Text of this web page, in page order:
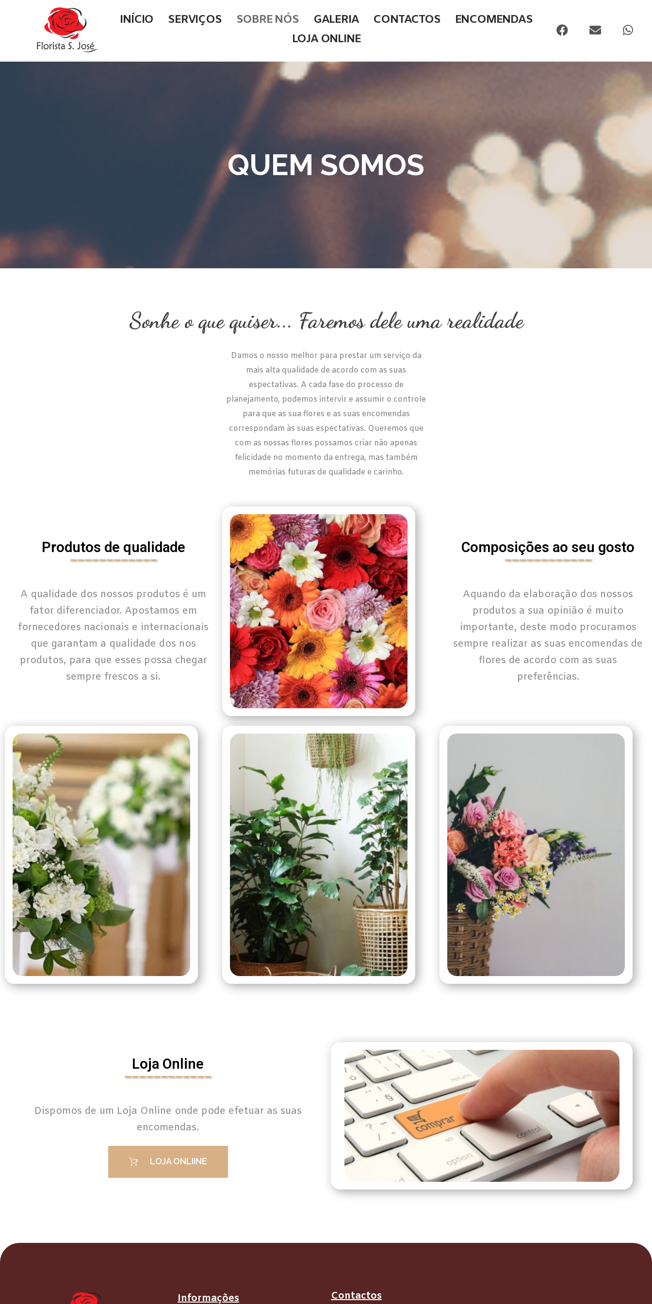
INÍCIO SERVIÇOS SOBRE NÓS GALERIA CONTACTOS
ENCOMENDAS
LOJA ONLINE
QUEM SOMOS
Sonhe o que quiser... Faremos dele uma realidade
Damos o nosso melhor para prestar um serviço da
mais alta qualidade de acordo com as suas
espectativas. A cada fase do processo de
planejamento, podemos intervir e assumir o controle
para que as sua flores e as suas encomendas
correspondam às suas espectativas. Queremos que
com as nossas flores possamos criar não apenas
felicidade no momento da entrega, mas também
memórias futuras de qualidade e carinho.
Produtos de qualidade
____________
A qualidade dos nossos produtos é um
fator diferenciador. Apostamos em
fornecedores nacionais e internacionais
que garantam a qualidade dos nos
produtos, para que esses possa chegar
sempre frescos a si.
Composições ao seu gosto
____________
Aquando da elaboração dos nossos
produtos a sua opinião é muito
importante, deste modo procuramos
sempre realizar as suas encomendas de
flores de acordo com as suas
preferências.
Loja Online
____________
Dispomos de um Loja Online onde pode efetuar as suas
encomendas.
LOJA ONLIINE
Informações Contactos